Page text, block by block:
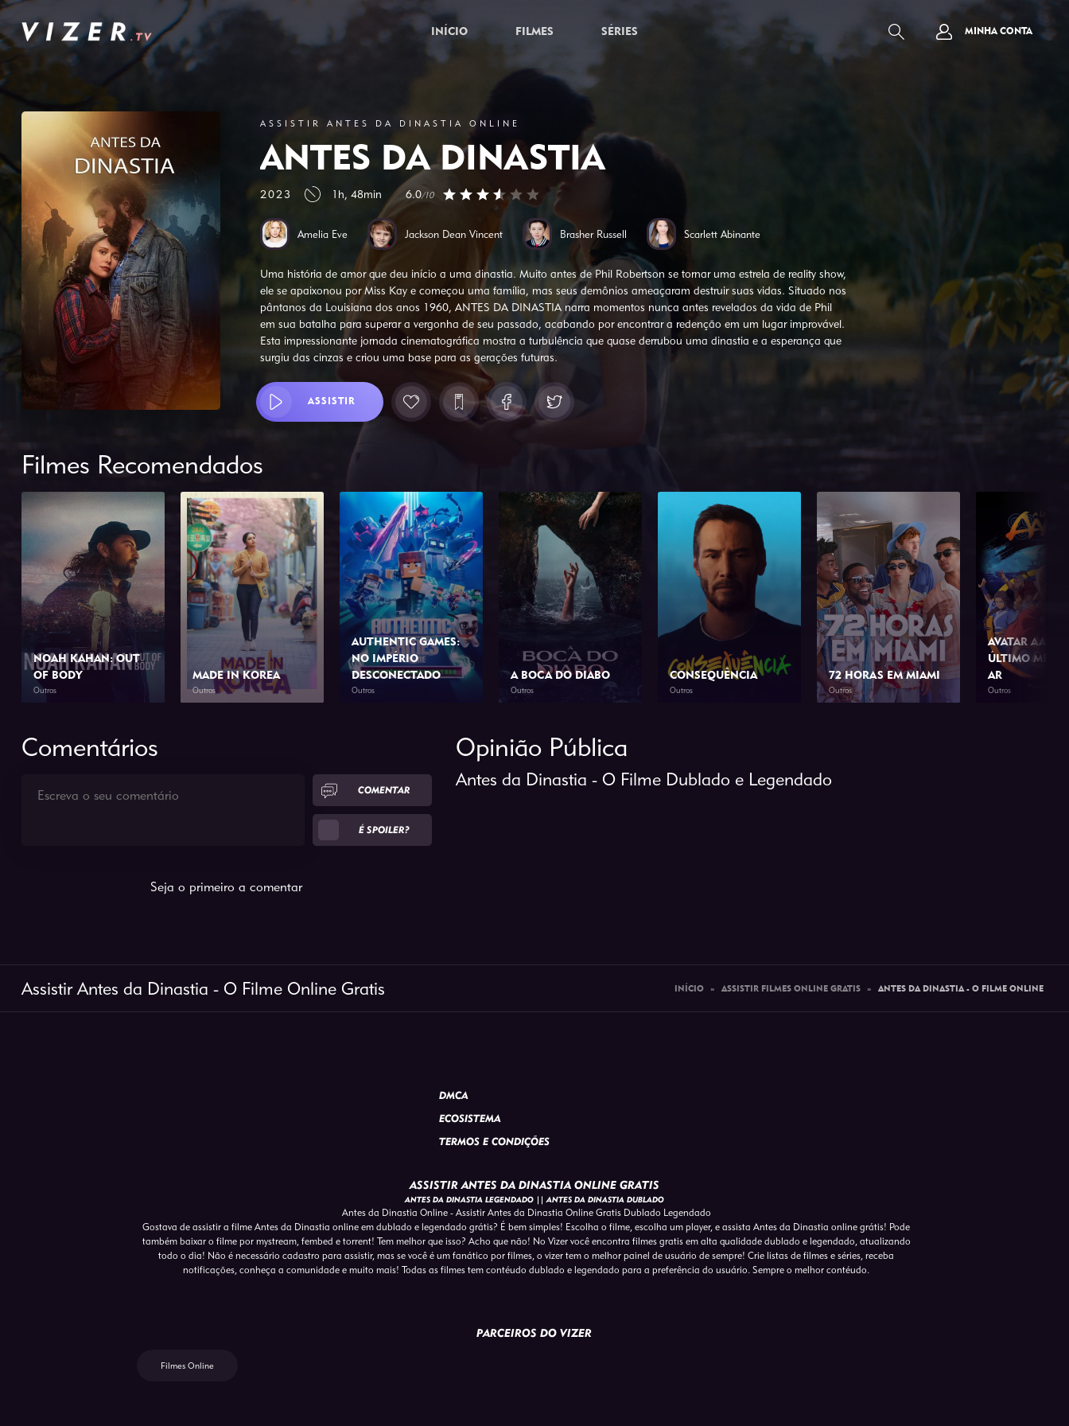
INÍCIO FILMES SÉRIES MINHA CONTA
ASSISTIR ANTES DA DINASTIA ONLINE
ANTES DA DINASTIA
2023 1h, 48min 6.0/10
Amelia Eve Jackson Dean Vincent Brasher Russell Scarlett Abinante
Uma história de amor que deu início a uma dinastia. Muito antes de Phil Robertson se tornar uma estrela de reality show,
ele se apaixonou por Miss Kay e começou uma família, mas seus demônios ameaçaram destruir suas vidas. Situado nos
pântanos da Louisiana dos anos 1960, ANTES DA DINASTIA narra momentos nunca antes revelados da vida de Phil
em sua batalha para superar a vergonha de seu passado, acabando por encontrar a redenção em um lugar improvável.
Esta impressionante jornada cinematográfica mostra a turbulência que quase derrubou uma dinastia e a esperança que
surgiu das cinzas e criou uma base para as gerações futuras.
ASSISTIR
Filmes Recomendados
NOAH KAHAN: OUT
OF BODY
Outros
MADE IN KOREA
Outros
AUTHENTIC GAMES:
NO IMPÉRIO
DESCONECTADO
Outros
A BOCA DO DIABO
Outros
CONSEQUÊNCIA
Outros
72 HORAS EM MIAMI
Outros
AVATAR AANG:
ÚLTIMO
AR
Outros
Comentários
COMENTAR
É SPOILER?
Seja o primeiro a comentar
Opinião Pública
Antes da Dinastia - O Filme Dublado e Legendado
Assistir Antes da Dinastia - O Filme Online Gratis INÍCIO » ASSISTIR FILMES ONLINE GRATIS » ANTES DA DINASTIA - O FILME ONLINE
DMCA
ECOSISTEMA
TERMOS E CONDIÇÕES
ASSISTIR ANTES DA DINASTIA ONLINE GRATIS
ANTES DA DINASTIA LEGENDADO || ANTES DA DINASTIA DUBLADO
Antes da Dinastia Online - Assistir Antes da Dinastia Online Gratis Dublado Legendado
Gostava de assistir a filme Antes da Dinastia online em dublado e legendado grátis? É bem simples! Escolha o filme, escolha um player, e assista Antes da Dinastia online grátis! Pode
também baixar o filme por mystream, fembed e torrent! Tem melhor que isso? Acho que não! No Vizer você encontra filmes gratis em alta qualidade dublado e legendado, atualizando
todo o dia! Não é necessário cadastro para assistir, mas se você é um fanático por filmes, o vizer tem o melhor painel de usuário de sempre! Crie listas de filmes e séries, receba
notificações, conheça a comunidade e muito mais! Todas as filmes tem contéudo dublado e legendado para a preferência do usuário. Sempre o melhor contéudo.
PARCEIROS DO VIZER
Filmes Online